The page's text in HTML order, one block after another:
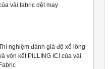
vải fabric dệt may
nghiệm đánh giá độ xổ lông
vón kết PILLING ICI của vải
Fabric